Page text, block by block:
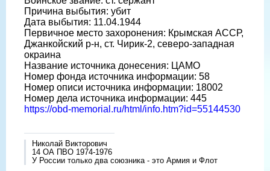
Причина выбытия: убит
Дата выбытия: 11.04.1944
Первичное место захоронения: Крымская АССР,
Джанкойский р-н, ст. Чирик-2, северо-западная
окраина
Название источника донесения: ЦАМО
Номер фонда источника информации: 58
Номер описи источника информации: 18002
Номер дела источника информации: 445
https://obd-memorial.ru/html/info.htm?id=55144530
Николай Викторович
14 ОА ПВО 1974-1976
У России только два союзника - это Армия и Флот